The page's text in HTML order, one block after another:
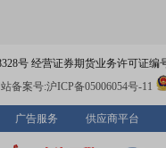
号 经营证券期货业务许可证编
站备案号:沪ICP备05006054号-11
广告服务 供应商平台